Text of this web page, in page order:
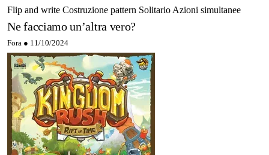
Flip and write Costruzione pattern Solitario Azioni simultanee
Ne facciamo un’altra vero?
Fora ● 11/10/2024